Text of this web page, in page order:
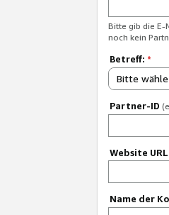
Bitte gib die E-
noch kein
Betreff: *
Bitte
Partner-ID
Website
Name der